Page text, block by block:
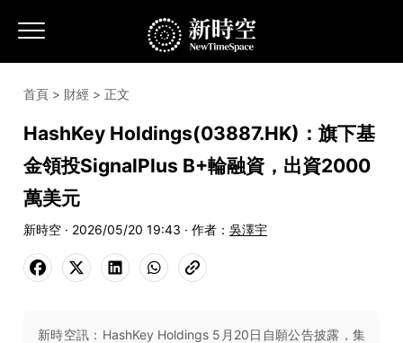
首頁 > 財經 > 正文
HashKey Holdings(03887.HK)：旗下基
金領投SignalPlus B+輪融資，出資2000
萬美元
新時空 · 2026/05/20 19:43 · 作者： 吳澤宇
新時空訊：HashKey Holdings 5月20日自願公告披露，集